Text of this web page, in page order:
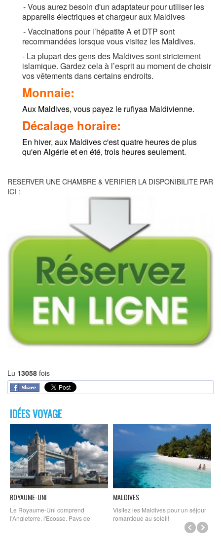
- Vous aurez besoin d'un adaptateur pour utiliser les
appareils électriques et chargeur aux Maldives
- Vaccinations pour l’hépatite A et DTP sont
recommandées lorsque vous visitez les Maldives.
- La plupart des gens des Maldives sont strictement
islamique. Gardez cela à l’esprit au moment de choisir
vos vêtements dans certains endroits.
Monnaie:
Aux Maldives, vous payez le rufiyaa Maldivienne.
Décalage horaire:
En hiver, aux Maldives c'est quatre heures de plus
qu'en Algérie et en été, trois heures seulement.
RESERVER UNE CHAMBRE & VERIFIER LA DISPONIBILITE PAR
ICI :
Lu 13058 fois
IDÉES VOYAGE
ROYAUME-UNI
Le Royaume-Uni comprend
l'Angleterre, l'Ecosse, Pays de
MALDIVES
Visitez les Maldives pour un séjour
romantique au soleil!